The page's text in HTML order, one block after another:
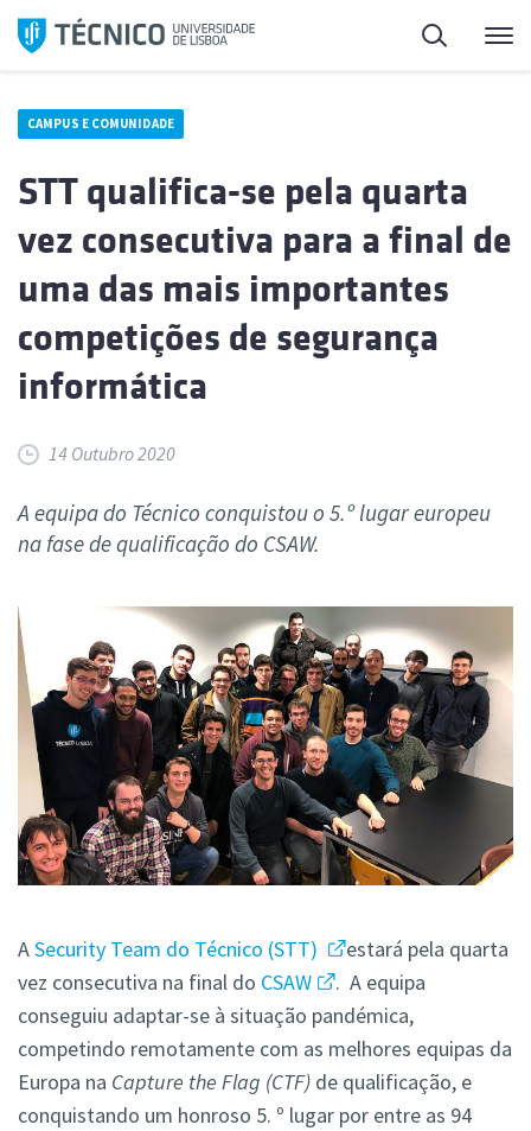
Saltar
para
Pesquisa
CAMPUS E COMUNIDADE
STT qualifica-se pela quarta
vez consecutiva para a final de
uma das mais importantes
competições de segurança
informática
14 Outubro 2020
A equipa do Técnico conquistou o 5.º lugar europeu
na fase de qualificação do CSAW.
ASecurity Team do Técnico (STT)
estará pela quarta
vez consecutiva na final do CSAW
. A equipa
conseguiu adaptar-se à situação pandémica,
competindo remotamente com as melhores equipas da
Europa na Capture the Flag (CTF) de qualificação, e
conquistando um honroso 5. º lugar por entre as 94